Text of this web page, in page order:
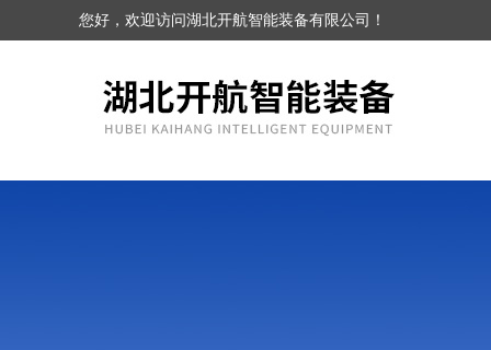
您好，欢迎访问湖北开航智能装备有限公司！